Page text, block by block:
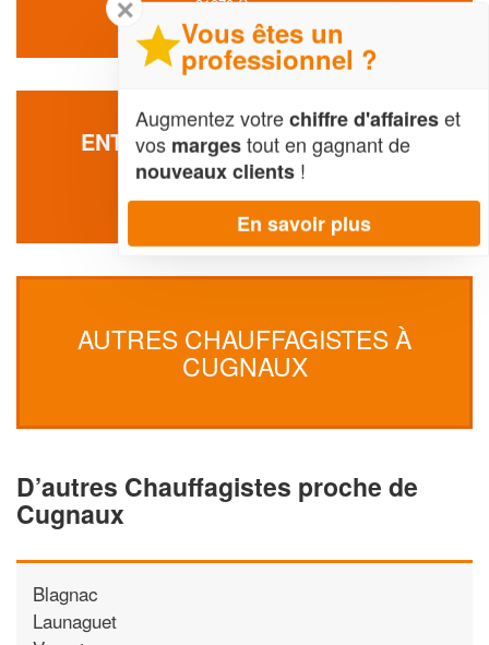
ENTREPRISE QUALICLIM (SAS)
11 Rue Guillaumet
AUTRES CHAUFFAGISTES À
CUGNAUX
D’autres Chauffagistes proche de
Cugnaux
Blagnac
Launaguet
✕
Vous êtes un
professionnel ?
Augmentez votrechiffre d'affaireset
vos margestout en gagnant de
nouveaux clients !
En savoir plus